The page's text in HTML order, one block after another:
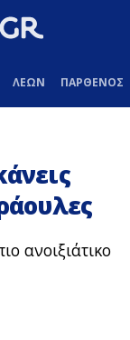
ΛΕΩΝ ΠΑΡΘΕΝΟΣ
ανοιξιάτικο